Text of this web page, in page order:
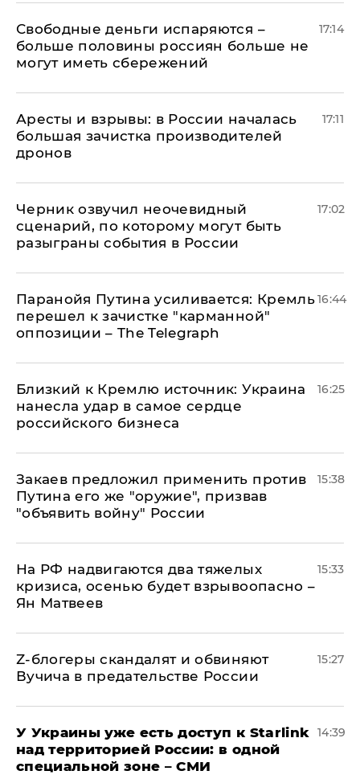
Свободные деньги испаряются –
больше половины россиян больше не
могут иметь сбережений
17:14
Аресты и взрывы: в России началась
большая зачистка производителей
дронов
17:11
Черник озвучил неочевидный
сценарий, по которому могут быть
разыграны события в России
17:02
Паранойя Путина усиливается: Кремль
перешел к зачистке "карманной"
оппозиции – The Telegraph
16:44
Близкий к Кремлю источник: Украина
нанесла удар в самое сердце
российского бизнеса
16:25
Закаев предложил применить против
Путина его же "оружие", призвав
"объявить войну" России
15:38
На РФ надвигаются два тяжелых
кризиса, осенью будет взрывоопасно –
Ян Матвеев
15:33
Z-блогеры скандалят и обвиняют
Вучича в предательстве России
15:27
У Украины уже есть доступ к Starlink
над территорией России: в одной
специальной зоне – СМИ
14:39